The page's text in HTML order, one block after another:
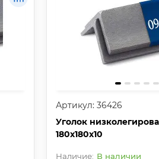
Артикул: 36426
Уголок
180х180х10
В наличии